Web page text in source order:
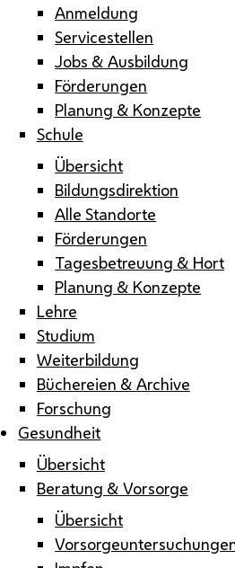
Anmeldung
Servicestellen
Jobs & Ausbildung
Förderungen
Planung & Konzepte
Schule
Übersicht
Bildungsdirektion
Alle Standorte
Förderungen
Tagesbetreuung & Hort
Planung & Konzepte
Lehre
Studium
Weiterbildung
Büchereien & Archive
Forschung
Gesundheit
Übersicht
Beratung & Vorsorge
Übersicht